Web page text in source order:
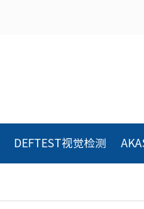
DEFTEST视觉检测